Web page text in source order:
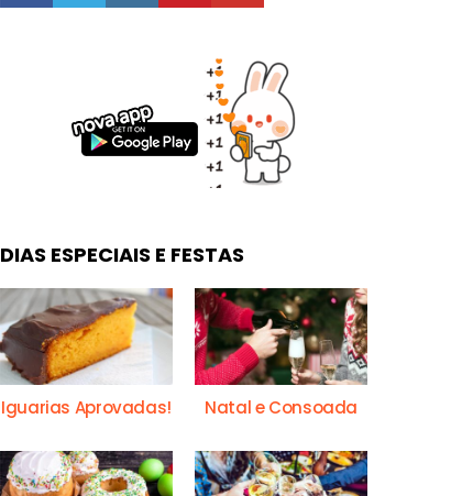
DIAS ESPECIAIS E FESTAS
Iguarias Aprovadas! Natal e Consoada